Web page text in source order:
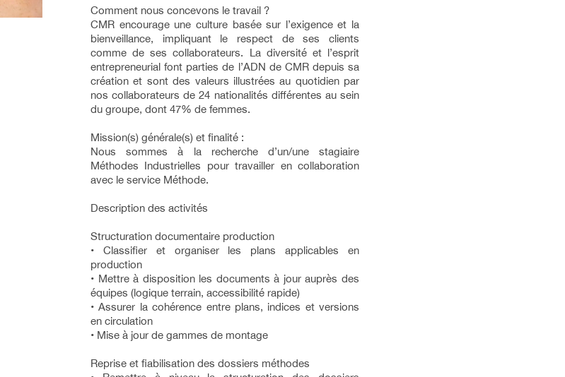
Comment nous concevons le travail ?
CMR encourage une culture basée sur l’exigence et la
bienveillance, impliquant le respect de ses clients
comme de ses collaborateurs. La diversité et l’esprit
entrepreneurial font parties de l’ADN de CMR depuis sa
création et sont des valeurs illustrées au quotidien par
nos collaborateurs de 24 nationalités différentes au sein
du groupe, dont 47% de femmes.
Mission(s) générale(s) et finalité :
Nous sommes à la recherche d’un/une stagiaire
Méthodes Industrielles pour travailler en collaboration
avec le service Méthode.
Description des activités
Structuration documentaire production
• Classifier et organiser les plans applicables en
production
• Mettre à disposition les documents à jour auprès des
équipes (logique terrain, accessibilité rapide)
• Assurer la cohérence entre plans, indices et versions
en circulation
• Mise à jour de gammes de montage
Reprise et fiabilisation des dossiers méthodes